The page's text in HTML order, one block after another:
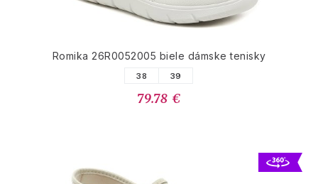
Romika 26R0052005 biele dámske tenisky
38 39
79.78 €